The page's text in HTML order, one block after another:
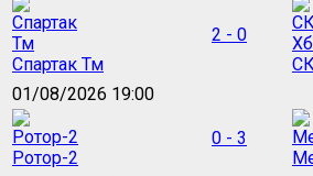
Спартак Тм
2 - 0
01/08/2026 19:00
Ротор-2
0 - 3